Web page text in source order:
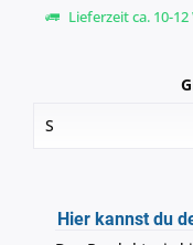
Lieferzeit ca. 10-
Hier kannst du